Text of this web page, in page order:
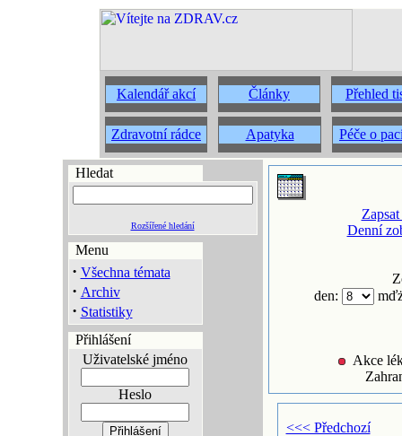
Kalendář akcí Články Přehled
Zdravotní rádce Apatyka Péče o
Hledat
Rozšířené hledání
Menu
· Všechna témata
· Archiv
· Statistiky
Přihlášení
Uživatelské jméno
Heslo
Denní
den:
Akce
<<< Předchozí